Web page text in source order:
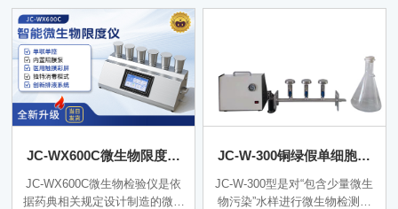
速度慢等缺点。
已检验供试品含菌量。
JC-WX600C微生物限度检
测仪
JC-WX600C微生物检验仪是依
据药典相关规定设计制造的微生
JC-W-300铜绿假单细胞菌
虑水装置（微生物限度仪）
JC-W-300型是对“包含少量微生
物污染”水样进行微生物检测的